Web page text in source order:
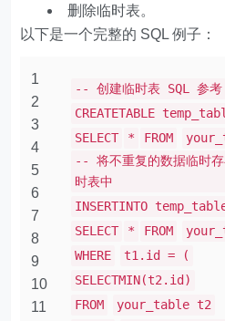
删除临时表。
以下是一个完整的 SQL 例子：
1
2
3
4
5
6
7
8
9
10
11
-- 创建临时表 SQL 参考
CREATETABLE
SELECT
* FROM
-- 将不重复的数据临时
时表中
INSERTINTO
SELECT
* FROM
WHERE
t1.id = (
SELECTMIN(t2.id)
FROM
your_table t2